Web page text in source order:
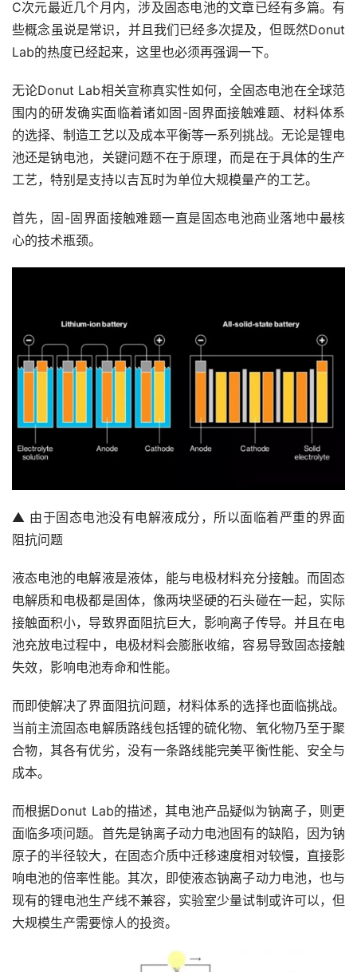
C次元最近几个月内，涉及固态电池的文章已经有多篇。有
些概念虽说是常识，并且我们已经多次提及，但既然Donut
Lab的热度已经起来，这里也必须再强调一下。
无论Donut Lab相关宣称真实性如何，全固态电池在全球范
围内的研发确实面临着诸如固-固界面接触难题、材料体系
的选择、制造工艺以及成本平衡等一系列挑战。无论是锂电
池还是钠电池，关键问题不在于原理，而是在于具体的生产
工艺，特别是支持以吉瓦时为单位大规模量产的工艺。
首先，固-固界面接触难题一直是固态电池商业落地中最核
心的技术瓶颈。
▲ 由于固态电池没有电解液成分，所以面临着严重的界面
阻抗问题
液态电池的电解液是液体，能与电极材料充分接触。而固态
电解质和电极都是固体，像两块坚硬的石头碰在一起，实际
接触面积小，导致界面阻抗巨大，影响离子传导。并且在电
池充放电过程中，电极材料会膨胀收缩，容易导致固态接触
失效，影响电池寿命和性能。
而即使解决了界面阻抗问题，材料体系的选择也面临挑战。
当前主流固态电解质路线包括锂的硫化物、氧化物乃至于聚
合物，其各有优劣，没有一条路线能完美平衡性能、安全与
成本。
而根据Donut Lab的描述，其电池产品疑似为钠离子，则更
面临多项问题。首先是钠离子动力电池固有的缺陷，因为钠
原子的半径较大，在固态介质中迁移速度相对较慢，直接影
响电池的倍率性能。其次，即使液态钠离子动力电池，也与
现有的锂电池生产线不兼容，实验室少量试制或许可以，但
大规模生产需要惊人的投资。